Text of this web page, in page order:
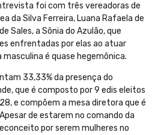
foi com três vereadoras de
da Silva Ferreira, Luana Rafaela de
Sales, a Sônia do Azulão, que
enfrentadas por elas ao atuar
é quase hegemônica.
33,33% da presença do
que é composto por 9 edis eleitos
e compõem a mesa diretora que é
de estarem no comando da
por serem mulheres no